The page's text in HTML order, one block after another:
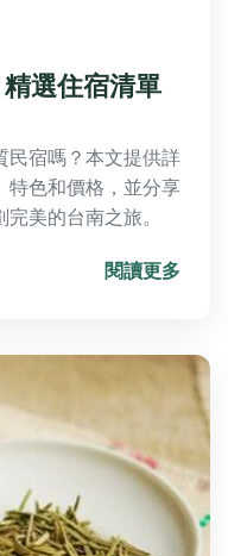
選住宿清單
民宿嗎？本文提供詳
特色和價格，並分享
美的台南之旅。
閱讀更多